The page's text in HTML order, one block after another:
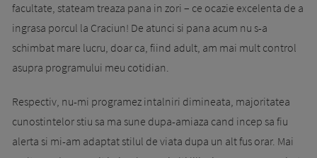
facultate, stateam treaza pana in zori – ce ocazie excelenta de a
ingrasa porcul la Craciun! De atunci si pana acum nu s-a
schimbat mare lucru, doar ca, fiind adult, am mai mult control
asupra programului meu cotidian.
Respectiv, nu-mi programez intalniri dimineata, majoritatea
cunostintelor stiu sa ma sune dupa-amiaza cand incep sa fiu
alerta si mi-am adaptat stilul de viata dupa un alt fus orar. Mai